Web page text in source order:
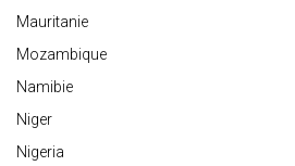
Mauritanie
Mozambique
Namibie
Niger
Nigeria